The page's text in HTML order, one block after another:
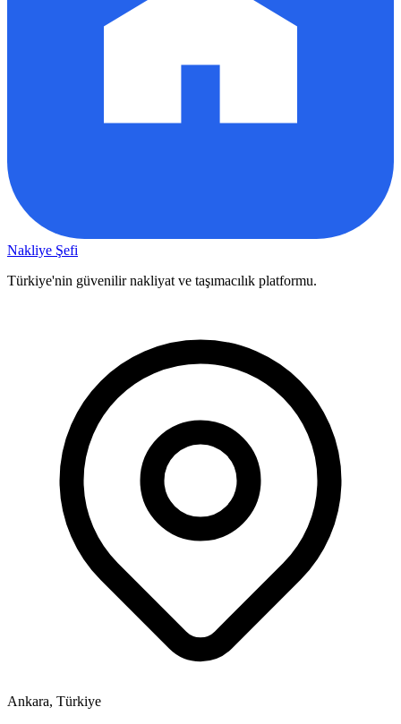
Nakliye Şefi
Türkiye'nin güvenilir nakliyat ve taşımacılık platformu.
Ankara, Türkiye